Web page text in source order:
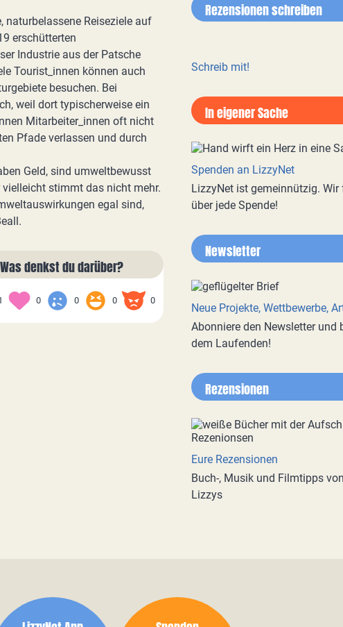
naturbelassene Reiseziele auf
erschütterten
Industrie aus der Patsche
Tourist_innen können auch
besuchen. Bei
weil dort typischerweise ein
Mitarbeiter_innen oft nicht
Pfade verlassen und durch
Geld, sind umweltbewusst
stimmt das nicht mehr.
egal sind,
Was denkst du darüber?
0 0 0 0
Rezensionen schreiben
Schreib mit!
In eigener Sache
Spenden an LizzyNet
LizzyNet ist gemeinnützig. Wir
über jede Spende!
Newsletter
Neue Projekte, Wettbewerbe,
Abonniere den Newsletter und
dem Laufenden!
Rezensionen
Eure Rezensionen
Buch-, Musik und Filmtipps
Lizzys